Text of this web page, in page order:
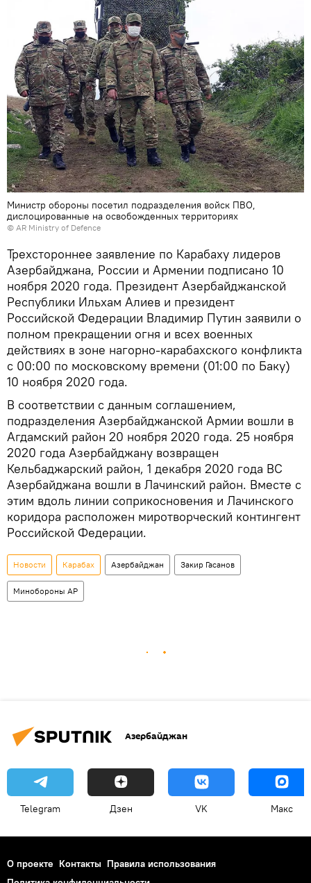
Министр обороны посетил подразделения войск ПВО,
дислоцированные на освобожденных территориях
© AR Ministry of Defence
Трехстороннее заявление по Карабаху лидеров
Азербайджана, России и Армении подписано 10
ноября 2020 года. Президент Азербайджанской
Республики Ильхам Алиев и президент
Российской Федерации Владимир Путин заявили о
полном прекращении огня и всех военных
действиях в зоне нагорно-карабахского конфликта
с 00:00 по московскому времени (01:00 по Баку)
10 ноября 2020 года.
В соответствии с данным соглашением,
подразделения Азербайджанской Армии вошли в
Агдамский район 20 ноября 2020 года. 25 ноября
2020 года Азербайджану возвращен
Кельбаджарский район, 1 декабря 2020 года ВС
Азербайджана вошли в Лачинский район. Вместе с
этим вдоль линии соприкосновения и Лачинского
коридора расположен миротворческий контингент
Российской Федерации.
Новости Карабах Азербайджан Закир Гасанов
Минобороны АР
Азербайджан
Telegram Дзен VK Макс
О проекте Контакты Правила использования